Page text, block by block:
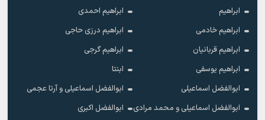
ابراهیم
ابراهیم احمدی
ابراهیم خادمی
ابراهیم درزی حاجی
ابراهیم قربانیان
ابراهیم گرجی
ابراهیم یوسفی
ابنتا
ابوالفضل اسماعیلی
ابوالفضل اسماعیلی و آرتا عجمی
ابوالفضل اسماعیلی و محمد مرادی
ابوالفضل اکبری